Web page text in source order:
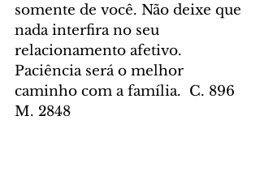
somente de você. Não deixe que
nada interfira no seu
relacionamento afetivo.
Paciência será o melhor
caminho com a família.  C. 896
M. 2848